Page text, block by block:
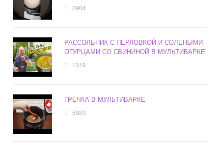
2904
РАССОЛЬНИК С ПЕРЛОВКОЙ И СОЛЕНЫМИ
ОГУРЦАМИ СО СВИНИНОЙ В МУЛЬТИВАРКЕ
1319
ГРЕЧКА В МУЛЬТИВАРКЕ
5920